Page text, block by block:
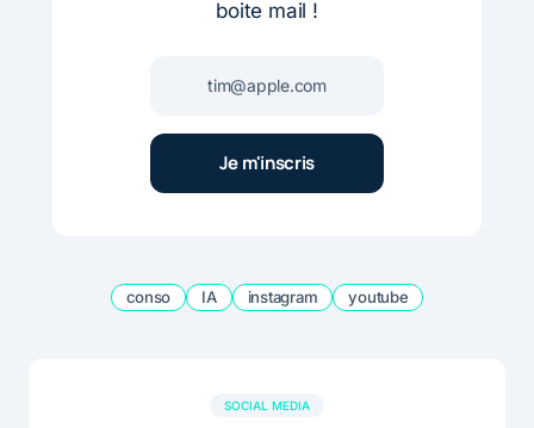
boite mail !
conso IA instagram youtube
SOCIAL MEDIA